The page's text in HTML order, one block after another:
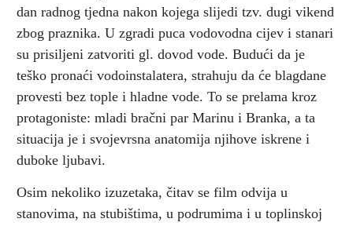
dan radnog tjedna nakon kojega slijedi tzv. dugi vikend
zbog praznika. U zgradi puca vodovodna cijev i stanari
su prisiljeni zatvoriti gl. dovod vode. Budući da je
teško pronaći vodoinstalatera, strahuju da će blagdane
provesti bez tople i hladne vode. To se prelama kroz
protagoniste: mladi bračni par Marinu i Branka, a ta
situacija je i svojevrsna anatomija njihove iskrene i
duboke ljubavi.
Osim nekoliko izuzetaka, čitav se film odvija u
stanovima, na stubištima, u podrumima i u toplinskoj